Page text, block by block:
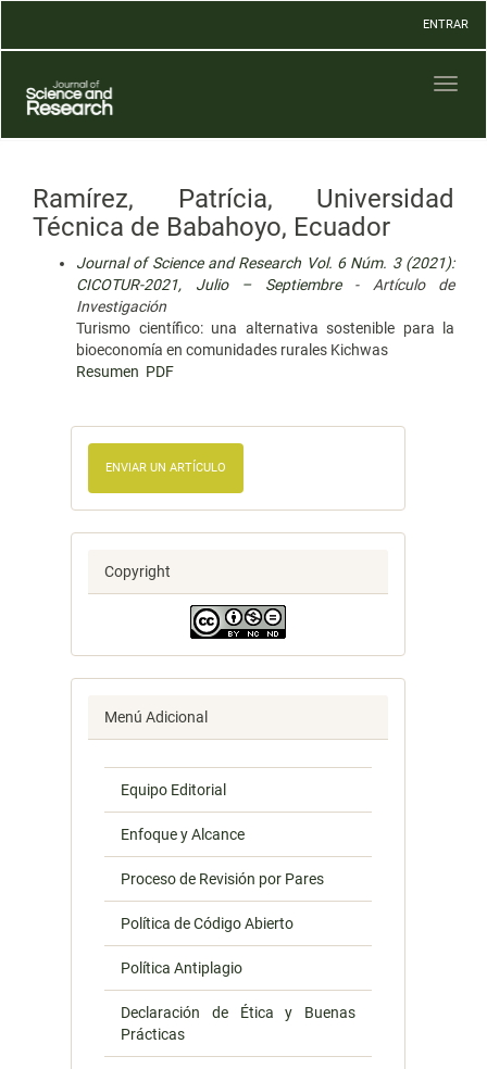
Contenido
Barra
lateral
ENTRAR
Ramírez, Patrícia, Universidad
Técnica de Babahoyo, Ecuador
Journal of Science and Research Vol. 6 Núm. 3 (2021):
CICOTUR-2021, Julio – Septiembre- Artículo de
Investigación
Turismo científico: una alternativa sostenible para la
bioeconomía en comunidades rurales Kichwas
Resumen PDF
ENVIAR UN ARTÍCULO
Copyright
Menú Adicional
Equipo Editorial
Enfoque y Alcance
Proceso de Revisión por Pares
Política de Código Abierto
Política Antiplagio
Declaración de Ética y Buenas
Prácticas